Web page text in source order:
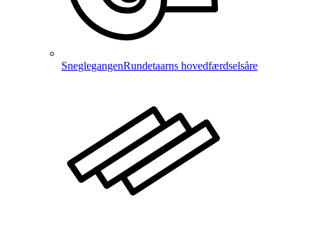
SneglegangenRundetaarns hovedfærdselsåre